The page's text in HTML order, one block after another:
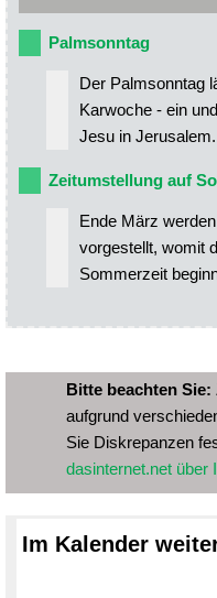
Palmsonntag
Der Palmsonntag
Karwoche - ein
Jesu in Jerusalem.
Zeitumstellung auf
Ende März
vorgestellt, womit
Sommerzeit
Bitte beachten Sie:
aufgrund
Sie Diskrepanzen
dasinternet.net über
Im Kalender